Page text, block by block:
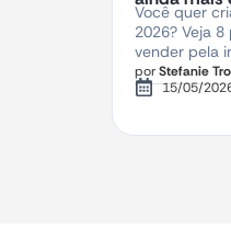
Você quer
2026? Veja
vender pela
porStefanie
15/05/